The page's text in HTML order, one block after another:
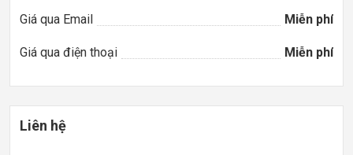
Giá qua Email Miễn phí
Giá qua điện thoại Miễn phí
Liên hệ